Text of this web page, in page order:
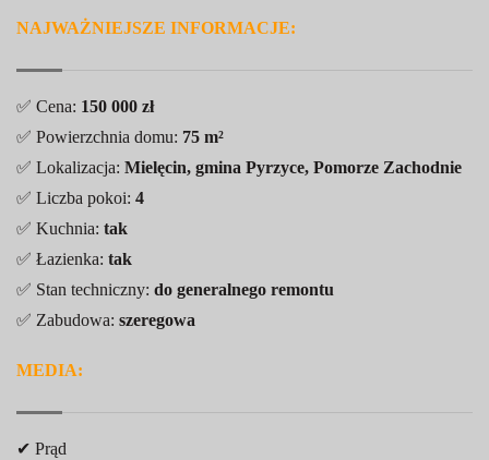
NAJWAŻNIEJSZE INFORMACJE:
✅ Cena: 150 000 zł
✅ Powierzchnia domu: 75 m²
✅ Lokalizacja: Mielęcin, gmina Pyrzyce, Pomorze Zachodnie
✅ Liczba pokoi: 4
✅ Kuchnia: tak
✅ Łazienka: tak
✅ Stan techniczny: do generalnego remontu
✅ Zabudowa: szeregowa
MEDIA:
✔ Prąd